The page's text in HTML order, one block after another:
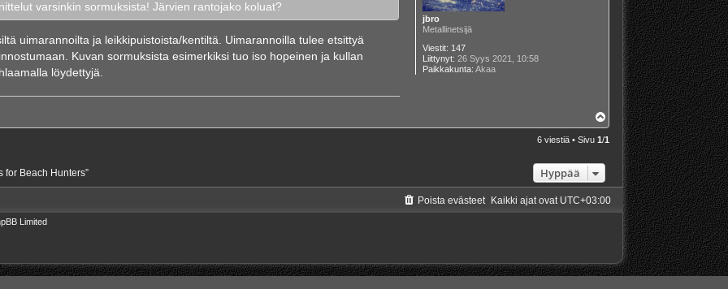
jbro
Metallinetsijä
Viestit: 147
Liittynyt: 26 Syys 2021, 10:58
Paikkakunta: Akaa
varsinkin sormuksista! Järvien rantojako koluat?
uimarannoilta ja leikkipuistoista/kentiltä. Uimarannoilla tulee etsittyä
Kuvan sormuksista esimerkiksi tuo iso hopeinen ja kullan
löydettyjä.
l
ö
6 viestiä • Sivu 1 /1
for Beach Hunters” Hyppää
Kaikki ajat ovat UTC+03:00
Poista evästeet
Limited